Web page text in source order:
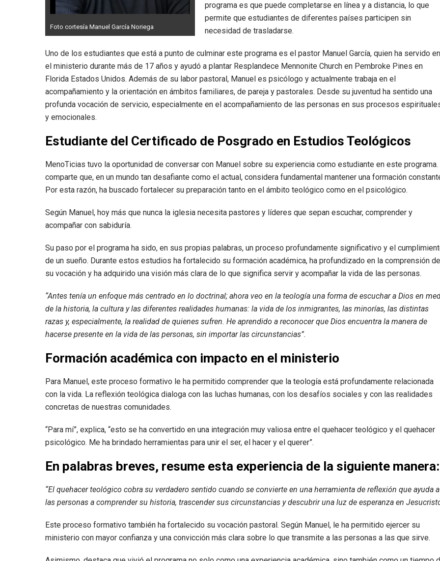
Foto cortesía Manuel García Noriega
programa es que puede completarse en línea y a distancia, lo que
permite que estudiantes de diferentes países participen sin
necesidad de trasladarse.
Uno de los estudiantes que está a punto de culminar este programa es el pastor Manuel García, quien ha servido en
el ministerio durante más de 17 años y ayudó a plantar Resplandece Mennonite Church en Pembroke Pines en
Florida Estados Unidos. Además de su labor pastoral, Manuel es psicólogo y actualmente trabaja en el
acompañamiento y la orientación en ámbitos familiares, de pareja y pastorales. Desde su juventud ha sentido una
profunda vocación de servicio, especialmente en el acompañamiento de las personas en sus procesos
y emocionales.
Estudiante del Certificado de Posgrado en Estudios Teológicos
MenoTicias tuvo la oportunidad de conversar con Manuel sobre su experiencia como estudiante en este programa.
comparte que, en un mundo tan desafiante como el actual, considera fundamental mantener una formación
Por esta razón, ha buscado fortalecer su preparación tanto en el ámbito teológico como en el psicológico.
Según Manuel, hoy más que nunca la iglesia necesita pastores y líderes que sepan escuchar, comprender y
acompañar con sabiduría.
Su paso por el programa ha sido, en sus propias palabras, un proceso profundamente significativo y el
de un sueño. Durante estos estudios ha fortalecido su formación académica, ha profundizado en la comprensión de
su vocación y ha adquirido una visión más clara de lo que significa servir y acompañar la vida de las personas.
“Antes tenía un enfoque más centrado en lo doctrinal; ahora veo en la teología una forma de escuchar a Dios en
de la historia, la cultura y las diferentes realidades humanas: la vida de los inmigrantes, las minorías, las distintas
razas y, especialmente, la realidad de quienes sufren. He aprendido a reconocer que Dios encuentra la manera de
hacerse presente en la vida de las personas, sin importar las circunstancias”.
Formación académica con impacto en el ministerio
Para Manuel, este proceso formativo le ha permitido comprender que la teología está profundamente relacionada
con la vida. La reflexión teológica dialoga con las luchas humanas, con los desafíos sociales y con las realidades
concretas de nuestras comunidades.
“Para mí”, explica, “esto se ha convertido en una integración muy valiosa entre el quehacer teológico y el quehacer
psicológico. Me ha brindado herramientas para unir el ser, el hacer y el querer”.
En palabras breves, resume esta experiencia de la siguiente manera:
“El quehacer teológico cobra su verdadero sentido cuando se convierte en una herramienta de reflexión que ayuda a
las personas a comprender su historia, trascender sus circunstancias y descubrir una luz de esperanza en
Este proceso formativo también ha fortalecido su vocación pastoral. Según Manuel, le ha permitido ejercer su
ministerio con mayor confianza y una convicción más clara sobre lo que transmite a las personas a las que sirve.